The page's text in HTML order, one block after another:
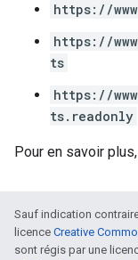
https://
https://
ts
https://
ts.readonly
Pour en savoir
Sauf indication
licence Creative
sont régis par une